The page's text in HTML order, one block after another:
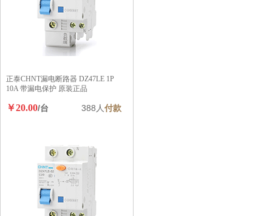
正泰CHNT漏电断路器 DZ47LE 1P
10A 带漏电保护 原装正品
￥20.00/台 388人付款